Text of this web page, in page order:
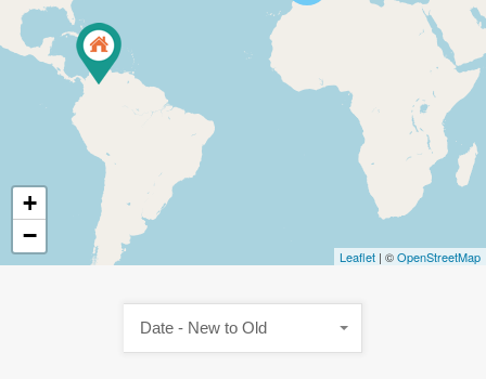
+
−
Leaflet | ©OpenStreetMap
Date - New to Old